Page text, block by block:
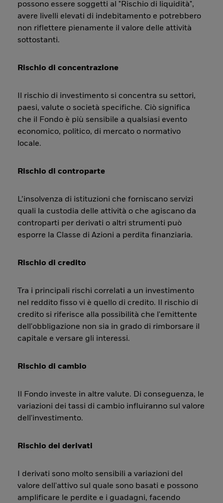
possono essere soggetti al "Rischio di liquidità",
avere livelli elevati di indebitamento e potrebbero
non riflettere pienamente il valore delle attività
sottostanti.
Rischio di concentrazione
Il rischio di investimento si concentra su settori,
paesi, valute o società specifiche. Ciò significa
che il Fondo è più sensibile a qualsiasi evento
economico, politico, di mercato o normativo
locale.
Rischio di controparte
L’insolvenza di istituzioni che forniscano servizi
quali la custodia delle attività o che agiscano da
controparti per derivati o altri strumenti può
esporre la Classe di Azioni a perdita finanziaria.
Rischio di credito
Tra i principali rischi correlati a un investimento
nel reddito fisso vi è quello di credito. Il rischio di
credito si riferisce alla possibilità che l'emittente
dell'obbligazione non sia in grado di rimborsare il
capitale e versare gli interessi.
Rischio di cambio
Il Fondo investe in altre valute. Di conseguenza, le
variazioni dei tassi di cambio influiranno sul valore
dell'investimento.
Rischio dei derivati
I derivati sono molto sensibili a variazioni del
valore dell'attivo sul quale sono basati e possono
amplificare le perdite e i guadagni, facendo